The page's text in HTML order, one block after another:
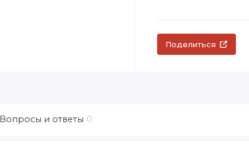
Поделиться
Вопросы и ответы 0